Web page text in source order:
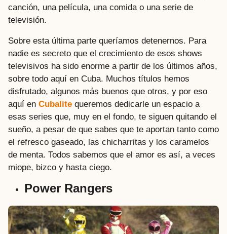
canción, una película, una comida o una serie de
televisión.
Sobre esta última parte queríamos detenernos. Para
nadie es secreto que el crecimiento de esos shows
televisivos ha sido enorme a partir de los últimos años,
sobre todo aquí en Cuba. Muchos títulos hemos
disfrutado, algunos más buenos que otros, y por eso
aquí en Cubalite queremos dedicarle un espacio a
esas series que, muy en el fondo, te siguen quitando el
sueño, a pesar de que sabes que te aportan tanto como
el refresco gaseado, las chicharritas y los caramelos
de menta. Todos sabemos que el amor es así, a veces
miope, bizco y hasta ciego.
Power Rangers